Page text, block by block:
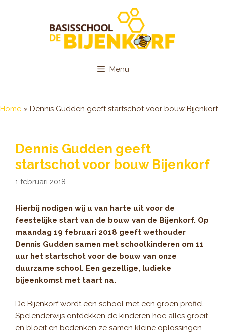
Menu
Home » Dennis Gudden geeft startschot voor bouw Bijenkorf
Dennis Gudden geeft
startschot voor bouw Bijenkorf
1 februari 2018
Hierbij nodigen wij u van harte uit voor de
feestelijke start van de bouw van de Bijenkorf. Op
maandag 19 februari 2018 geeft wethouder
Dennis Gudden samen met schoolkinderen om 11
uur het startschot voor de bouw van onze
duurzame school. Een gezellige, ludieke
bijeenkomst met taart na.
De Bijenkorf wordt een school met een groen profiel.
Spelenderwijs ontdekken de kinderen hoe alles groeit
en bloeit en bedenken ze samen kleine oplossingen